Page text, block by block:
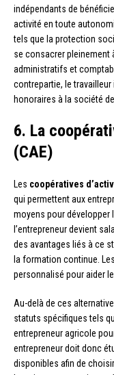
indépendants de
activité en toute
tels que la protection
se consacrer pleinement
administratifs et
contrepartie, le
honoraires à la société
6. La
(CAE)
Les coopératives
qui permettent aux
moyens pour développer
l’entrepreneur devient
des avantages liés à ce
la formation continue.
personnalisé pour aider
Au-delà de ces
statuts spécifiques tels
entrepreneur agricole
entrepreneur doit donc
disponibles afin de